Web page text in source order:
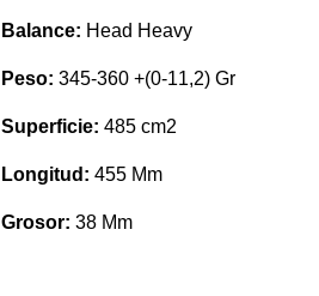
Balance: Head Heavy
Peso: 345-360 +(0-11,2) Gr
Superficie: 485 cm2
Longitud: 455 Mm
Grosor: 38 Mm